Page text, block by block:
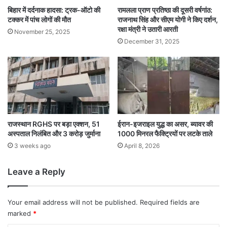
बिहार में दर्दनाक हादसा: ट्रक-ऑटो की
टक्कर में पांच लोगों की मौत
November 25, 2025
रामलला प्राण प्रतिष्ठा की दूसरी वर्षगांठ:
राजनाथ सिंह और सीएम योगी ने किए दर्शन,
रक्षा मंत्री ने उतारी आरती
December 31, 2025
राजस्थान RGHS पर बड़ा एक्शन, 51
अस्पताल निलंबित और 3 करोड़ जुर्माना
3 weeks ago
ईरान-इजराइल युद्ध का असर, ब्यावर की
1000 मिनरल फैक्ट्रियों पर लटके ताले
April 8, 2026
Leave a Reply
Your email address will not be published. Required fields are
marked *